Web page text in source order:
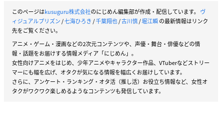
――そして現代。ヴァンパイアたちは日本・東京のハラジュク
に集結していた。
年に一度のヴァンパイアの宴「ヴィジュアルプリズン」の開催
場所を示す“紅い月”の下へ。
“紅い月”の下、ヴァンパイアの能力は高まり、彼らはプリズン
と呼ばれる結界を展開して、舞台を生み出し、パフォーマンス
で観客を魅了する。
このページはkusuguru株式会社のにじめん編集部が作成・配信しています。 ヴ
ィジュアルプリズン/七海ひろき/千葉翔也/古川慎/堀江瞬の最新情報はリンク
先をご覧ください。
アニメ・ゲーム・漫画などの2次元コンテンツや、声優・舞台・俳優などの情
報・話題をお届けする情報メディア「にじめん」。
女性向けアニメをはじめ、少年アニメやキャラクター作品、VTuberなどストリー
マーにも幅を広げ、オタクが気になる情報を幅広くお届けしています。
さらに、アンケート・ランキング・オタ活（推し活）お役立ち情報など、女性オ
タクがワクワク楽しめるようなコンテンツも発信しています。